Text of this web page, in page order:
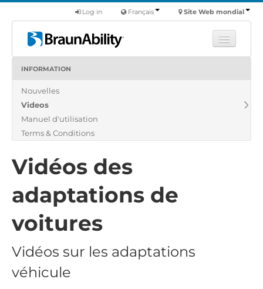
Site Web mondial
Français
Log in
Produits
Nous
Trouver un revendeur
INFORMATION
Nouvelles
Videos
Manuel d'utilisation
Terms & Conditions
Vidéos des
adaptations de
voitures
Vidéos sur les adaptations
véhicule